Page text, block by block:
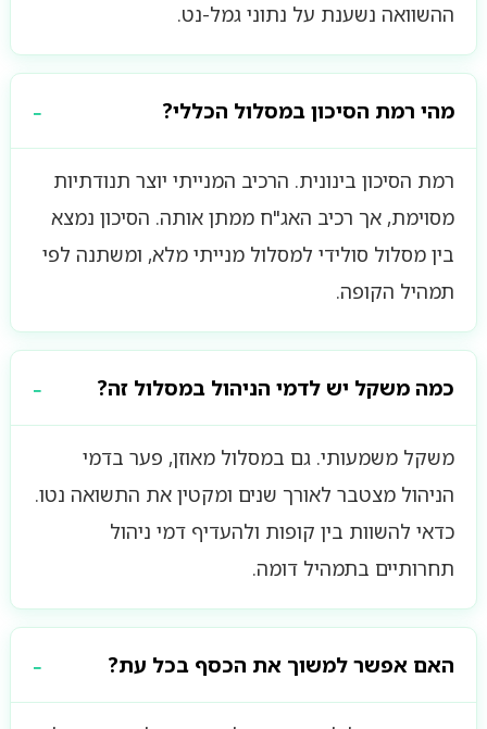
ההשוואה נשענת על נתוני גמל-נט.
מהי רמת הסיכון במסלול הכללי?
רמת הסיכון בינונית. הרכיב המנייתי יוצר תנודתיות
מסוימת, אך רכיב האג"ח ממתן אותה. הסיכון נמצא
בין מסלול סולידי למסלול מנייתי מלא, ומשתנה לפי
תמהיל הקופה.
כמה משקל יש לדמי הניהול במסלול זה?
משקל משמעותי. גם במסלול מאוזן, פער בדמי
הניהול מצטבר לאורך שנים ומקטין את התשואה נטו.
כדאי להשוות בין קופות ולהעדיף דמי ניהול
תחרותיים בתמהיל דומה.
האם אפשר למשוך את הכסף בכל עת?